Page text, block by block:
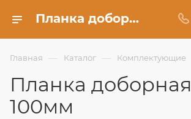
Планка доборная 100мм - Фабрика Uberture
Главная — Каталог — Комплектующие
Планка доборная
100мм